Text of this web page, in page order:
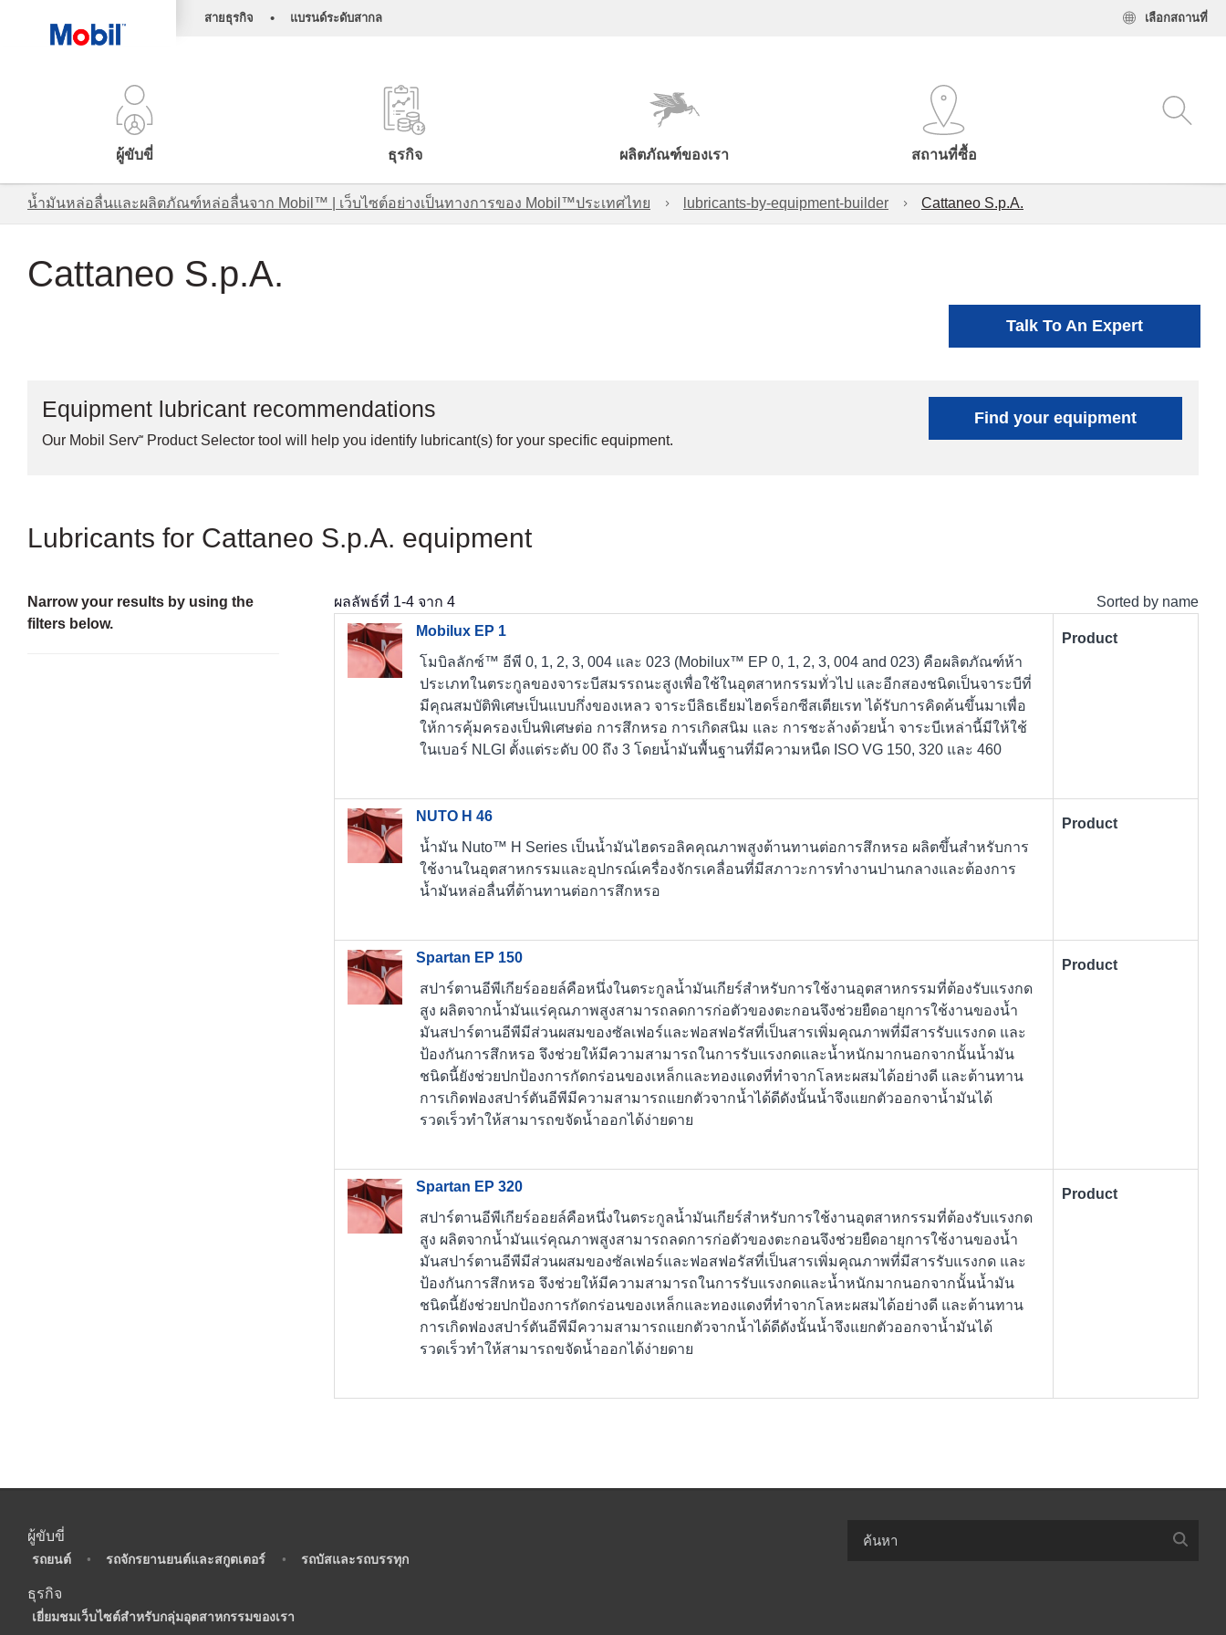
สายธุรกิจ • แบรนด์ระดับสากล เลือกสถานที่
ผู้ขับขี่ ธุรกิจ ผลิตภัณฑ์ของเรา สถานที่ซื้อ
น้ำมันหล่อลื่นและผลิตภัณฑ์หล่อลื่นจาก Mobil™ | เว็บไซต์อย่างเป็นทางการของ Mobil™ประเทศไทย lubricants-by-equipment-builder Cattaneo S.p.A.
Cattaneo S.p.A.
Talk To An Expert
Equipment lubricant recommendations
Our Mobil Serv℠ Product Selector tool will help you identify lubricant(s) for your specific equipment.
Find your equipment
Lubricants for Cattaneo S.p.A. equipment
Narrow your results by using the
filters below.
ผลลัพธ์ที่ 1-4 จาก 4
Sorted by name
Mobilux EP 1
โมบิลลักซ์™ อีพี 0, 1, 2, 3, 004 และ 023 (Mobilux™ EP 0, 1, 2, 3, 004 and 023) คือผลิตภัณฑ์ห้า
ประเภทในตระกูลของจาระบีสมรรถนะสูงเพื่อใช้ในอุตสาหกรรมทั่วไป และอีกสองชนิดเป็นจาระบีที่
มีคุณสมบัติพิเศษเป็นแบบกึ่งของเหลว จาระบีลิธเธียมไฮดร็อกซีสเตียเรท ได้รับการคิดค้นขึ้นมาเพื่อ
ให้การคุ้มครองเป็นพิเศษต่อ การสึกหรอ การเกิดสนิม และ การชะล้างด้วยน้ำ จาระบีเหล่านี้มีให้ใช้
ในเบอร์ NLGI ตั้งแต่ระดับ 00 ถึง 3 โดยน้ำมันพื้นฐานที่มีความหนืด ISO VG 150, 320 และ 460
Product
NUTO H 46
น้ำมัน Nuto™ H Series เป็นน้ำมันไฮดรอลิคคุณภาพสูงต้านทานต่อการสึกหรอ ผลิตขึ้นสำหรับการ
ใช้งานในอุตสาหกรรมและอุปกรณ์เครื่องจักรเคลื่อนที่มีสภาวะการทำงานปานกลางและต้องการ
น้ำมันหล่อลื่นที่ต้านทานต่อการสึกหรอ
Product
Spartan EP 150
สปาร์ตานอีพีเกียร์ออยล์คือหนึ่งในตระกูลน้ำมันเกียร์สำหรับการใช้งานอุตสาหกรรมที่ต้องรับแรงกด
สูง ผลิตจากน้ำมันแร่คุณภาพสูงสามารถลดการก่อตัวของตะกอนจึงช่วยยืดอายุการใช้งานของน้ำ
มันสปาร์ตานอีพีมีส่วนผสมของซัลเฟอร์และฟอสฟอรัสที่เป็นสารเพิ่มคุณภาพที่มีสารรับแรงกด และ
ป้องกันการสึกหรอ จึงช่วยให้มีความสามารถในการรับแรงกดและน้ำหนักมากนอกจากนั้นน้ำมัน
ชนิดนี้ยังช่วยปกป้องการกัดกร่อนของเหล็กและทองแดงที่ทำจากโลหะผสมได้อย่างดี และต้านทาน
การเกิดฟองสปาร์ตันอีพีมีความสามารถแยกตัวจากน้ำได้ดีดังนั้นน้ำจึงแยกตัวออกจาน้ำมันได้
รวดเร็วทำให้สามารถขจัดน้ำออกได้ง่ายดาย
Product
Spartan EP 320
สปาร์ตานอีพีเกียร์ออยล์คือหนึ่งในตระกูลน้ำมันเกียร์สำหรับการใช้งานอุตสาหกรรมที่ต้องรับแรงกด
สูง ผลิตจากน้ำมันแร่คุณภาพสูงสามารถลดการก่อตัวของตะกอนจึงช่วยยืดอายุการใช้งานของน้ำ
มันสปาร์ตานอีพีมีส่วนผสมของซัลเฟอร์และฟอสฟอรัสที่เป็นสารเพิ่มคุณภาพที่มีสารรับแรงกด และ
ป้องกันการสึกหรอ จึงช่วยให้มีความสามารถในการรับแรงกดและน้ำหนักมากนอกจากนั้นน้ำมัน
ชนิดนี้ยังช่วยปกป้องการกัดกร่อนของเหล็กและทองแดงที่ทำจากโลหะผสมได้อย่างดี และต้านทาน
การเกิดฟองสปาร์ตันอีพีมีความสามารถแยกตัวจากน้ำได้ดีดังนั้นน้ำจึงแยกตัวออกจาน้ำมันได้
รวดเร็วทำให้สามารถขจัดน้ำออกได้ง่ายดาย
Product
ผู้ขับขี่
รถยนต์ • รถจักรยานยนต์และสกูตเตอร์ • รถบัสและรถบรรทุก
ธุรกิจ
เยี่ยมชมเว็บไซต์สำหรับกลุ่มอุตสาหกรรมของเรา